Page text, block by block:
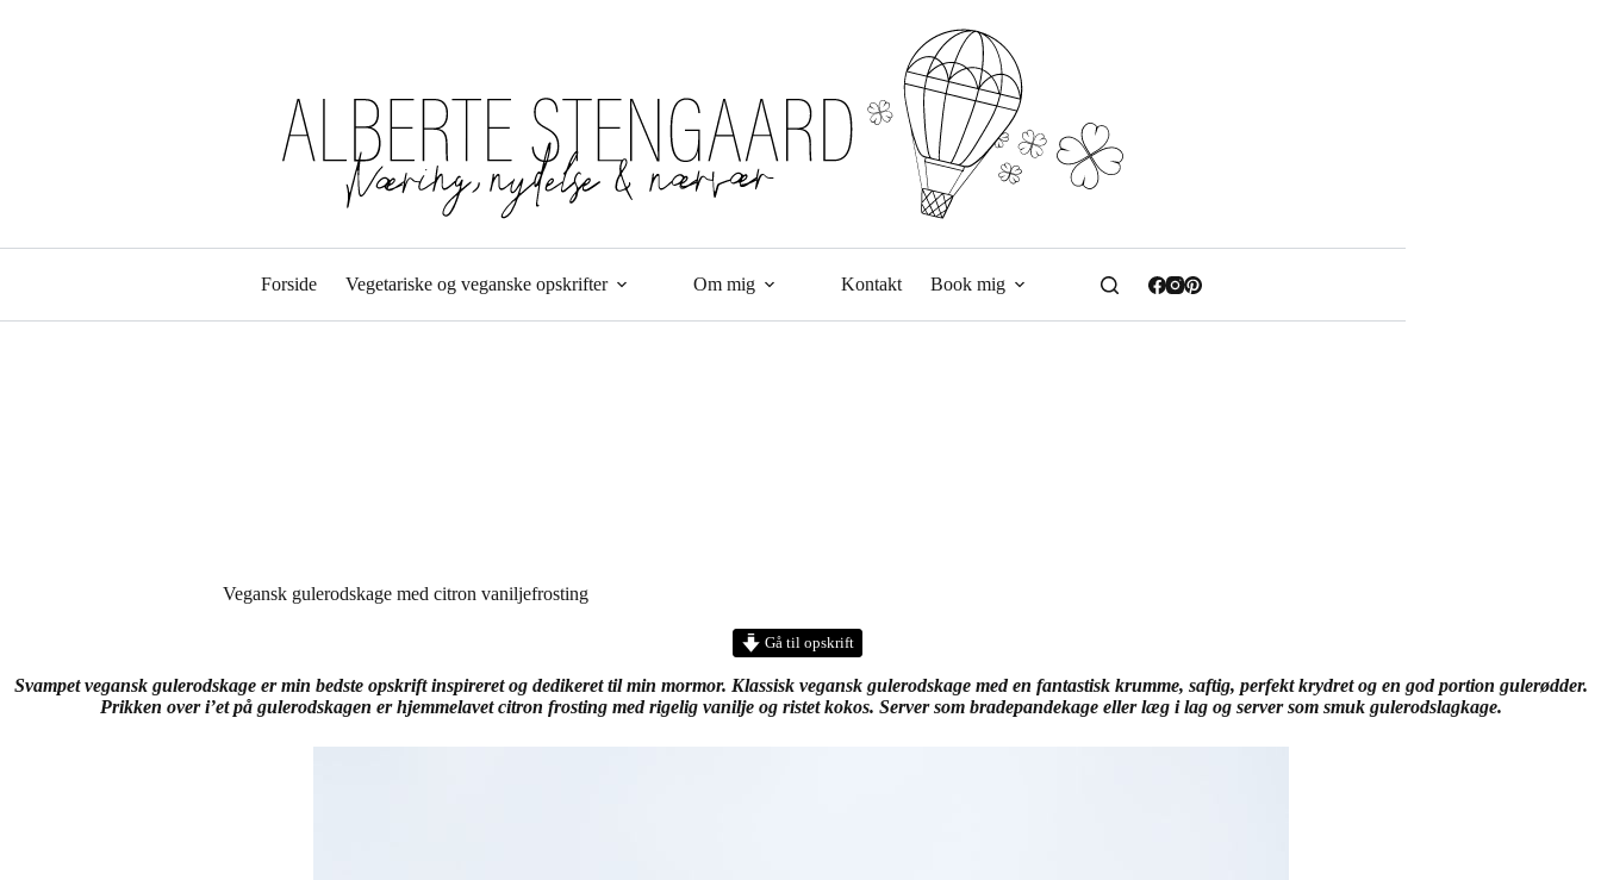
Forside Vegetariske og veganske opskrifter Om mig Kontakt Book mig
Vegansk gulerodskage med citron vaniljefrosting
Gå til opskrift
Svampet vegansk gulerodskage er min bedste opskrift inspireret og dedikeret til min mormor. Klassisk vegansk gulerodskage med en fantastisk krumme, saftig, perfekt krydret og en god portion gulerødder.
Prikken over i’et på gulerodskagen er hjemmelavet citron frosting med rigelig vanilje og ristet kokos. Server som bradepandekage eller læg i lag og server som smuk gulerodslagkage.